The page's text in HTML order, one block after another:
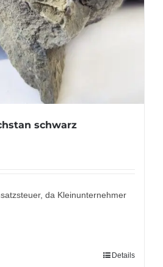
schwarz
da Kleinunternehmer
Details